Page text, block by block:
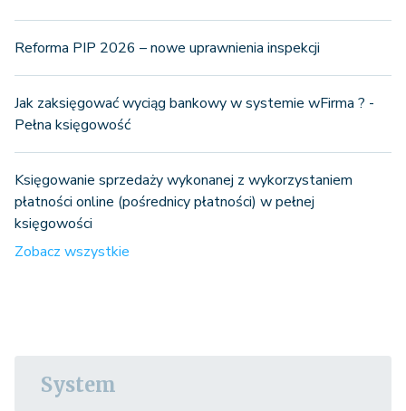
Reforma PIP 2026 – nowe uprawnienia inspekcji
Jak zaksięgować wyciąg bankowy w systemie wFirma ? -
Pełna księgowość
Księgowanie sprzedaży wykonanej z wykorzystaniem
płatności online (pośrednicy płatności) w pełnej
księgowości
Zobacz wszystkie
System